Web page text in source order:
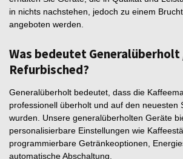
in nichts nachstehen, jedoch zu einem
angeboten werden.
Was bedeutet Generalüberholt
Refurbisched?
Generalüberholt bedeutet, dass die
professionell überholt und auf den neuesten
wurden. Unsere generalüberholten Geräte
personalisierbare Einstellungen wie
programmierbare Getränkeoptionen,
automatische Abschaltung.